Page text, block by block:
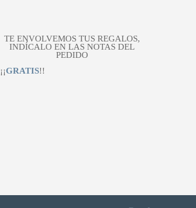
TE ENVOLVEMOS TUS REGALOS,
INDÍCALO EN LAS NOTAS DEL
PEDIDO
¡¡GRATIS!!